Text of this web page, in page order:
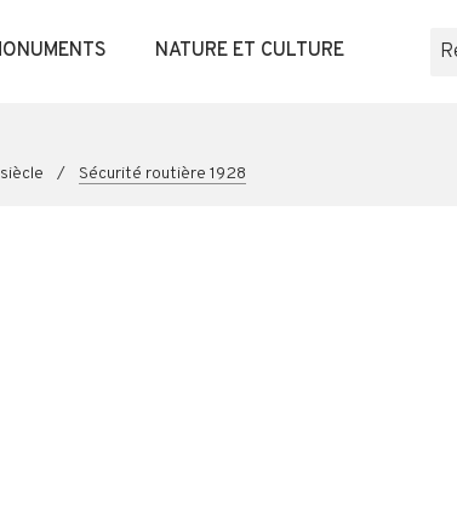
NATURE ET CULTURE
/ Sécurité routière 1928